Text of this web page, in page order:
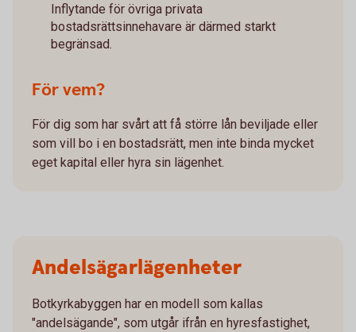
Inflytande för övriga privata
bostadsrättsinnehavare är därmed starkt
begränsad.
För vem?
För dig som har svårt att få större lån beviljade eller
som vill bo i en bostadsrätt, men inte binda mycket
eget kapital eller hyra sin lägenhet.
Andelsägarlägenheter
Botkyrkabyggen har en modell som kallas
"andelsägande", som utgår ifrån en hyresfastighet,